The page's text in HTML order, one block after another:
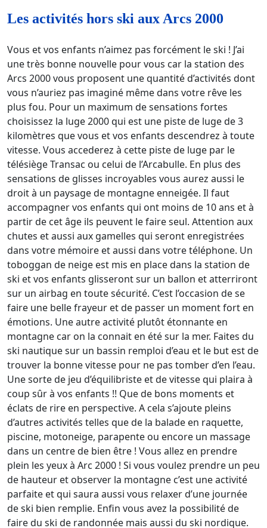
Les activités hors ski aux Arcs 2000
Vous et vos enfants n’aimez pas forcément le ski ! J’ai
une très bonne nouvelle pour vous car la station des
Arcs 2000 vous proposent une quantité d’activités dont
vous n’auriez pas imaginé même dans votre rêve les
plus fou. Pour un maximum de sensations fortes
choisissez la luge 2000 qui est une piste de luge de 3
kilomètres que vous et vos enfants descendrez à toute
vitesse. Vous accederez à cette piste de luge par le
télésiège Transac ou celui de l’Arcabulle. En plus des
sensations de glisses incroyables vous aurez aussi le
droit à un paysage de montagne enneigée. Il faut
accompagner vos enfants qui ont moins de 10 ans et à
partir de cet âge ils peuvent le faire seul. Attention aux
chutes et aussi aux gamelles qui seront enregistrées
dans votre mémoire et aussi dans votre téléphone. Un
toboggan de neige est mis en place dans la station de
ski et vos enfants glisseront sur un ballon et atterriront
sur un airbag en toute sécurité. C’est l’occasion de se
faire une belle frayeur et de passer un moment fort en
émotions. Une autre activité plutôt étonnante en
montagne car on la connait en été sur la mer. Faites du
ski nautique sur un bassin remploi d’eau et le but est de
trouver la bonne vitesse pour ne pas tomber d’en l’eau.
Une sorte de jeu d’équilibriste et de vitesse qui plaira à
coup sûr à vos enfants !! Que de bons moments et
éclats de rire en perspective. A cela s’ajoute pleins
d’autres activités telles que de la balade en raquette,
piscine, motoneige, parapente ou encore un massage
dans un centre de bien être ! Vous allez en prendre
plein les yeux à Arc 2000 ! Si vous voulez prendre un peu
de hauteur et observer la montagne c’est une activité
parfaite et qui saura aussi vous relaxer d’une journée
de ski bien remplie. Enfin vous avez la possibilité de
faire du ski de randonnée mais aussi du ski nordique.